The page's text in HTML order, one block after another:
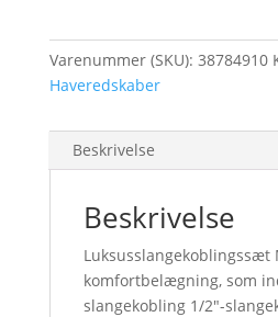
Varenummer (SKU): 38784910
Haveredskaber
Beskrivelse
Beskrivelse
Luksusslangekoblingssæt
komfortbelægning, som
slangekobling 1/2″-